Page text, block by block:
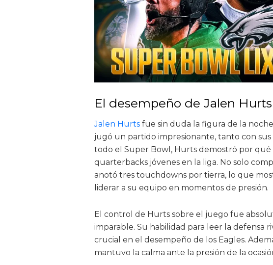
El desempeño de Jalen Hurts
Jalen Hurts fue sin duda la figura de la
jugó un partido impresionante, tanto con
todo el Super Bowl, Hurts demostró por qué
quarterbacks jóvenes en la liga. No solo
anotó tres touchdowns por tierra, lo que
liderar a su equipo en momentos de presión.
El control de Hurts sobre el juego fue
imparable. Su habilidad para leer la defensa
crucial en el desempeño de los Eagles.
mantuvo la calma ante la presión de la